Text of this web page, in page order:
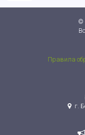
©
Правила
г.